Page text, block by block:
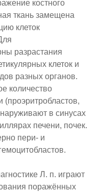
костного
ткань замещена
клеток
разрастания
клеток и
разных органов.
количество
(проэритробластов,
в синусах
печени, почек.
пери- и
Л. п. играют
поражённых